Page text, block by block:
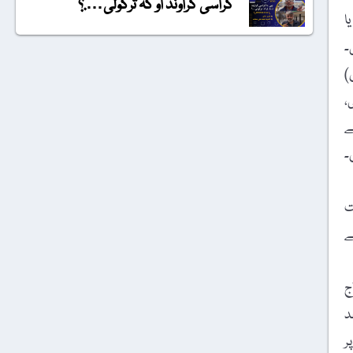
گراسی گراونڈ او کہ ترکولی….؟